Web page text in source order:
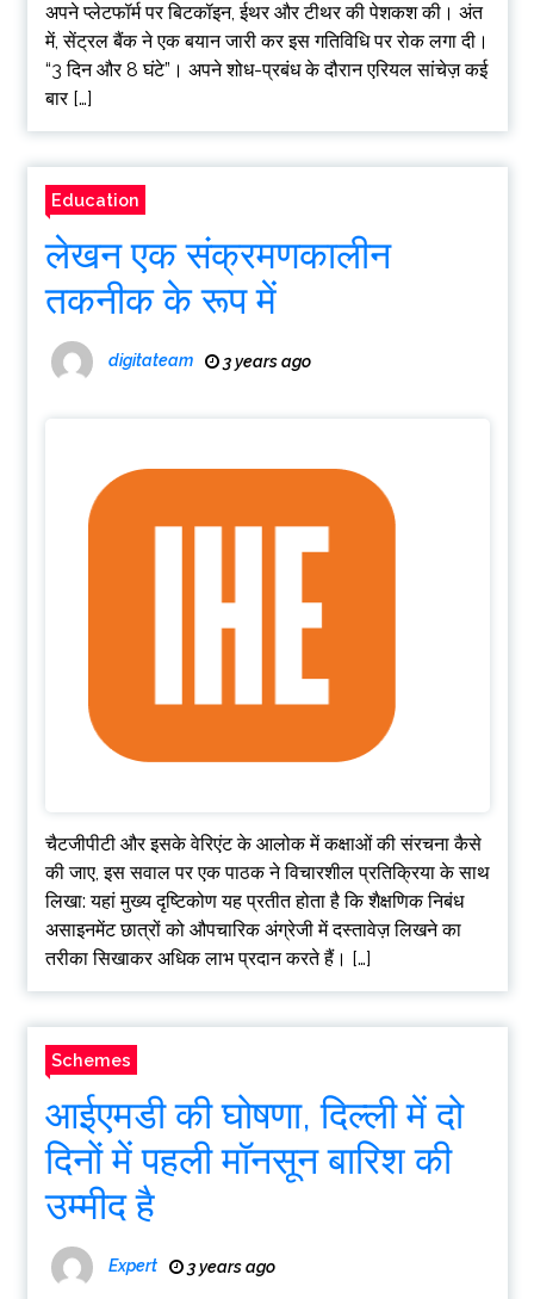
अपने प्लेटफॉर्म पर बिटकॉइन, ईथर और टीथर की पेशकश की। अंत
में, सेंट्रल बैंक ने एक बयान जारी कर इस गतिविधि पर रोक लगा दी।
“3 दिन और 8 घंटे”। अपने शोध-प्रबंध के दौरान एरियल सांचेज़ कई
बार […]
Education
लेखन एक संक्रमणकालीन
तकनीक के रूप में
digitateam 3 years ago
चैटजीपीटी और इसके वेरिएंट के आलोक में कक्षाओं की संरचना कैसे
की जाए, इस सवाल पर एक पाठक ने विचारशील प्रतिक्रिया के साथ
लिखा: यहां मुख्य दृष्टिकोण यह प्रतीत होता है कि शैक्षणिक निबंध
असाइनमेंट छात्रों को औपचारिक अंग्रेजी में दस्तावेज़ लिखने का
तरीका सिखाकर अधिक लाभ प्रदान करते हैं। […]
Schemes
आईएमडी की घोषणा, दिल्ली में दो
दिनों में पहली मॉनसून बारिश की
उम्मीद है
Expert 3 years ago